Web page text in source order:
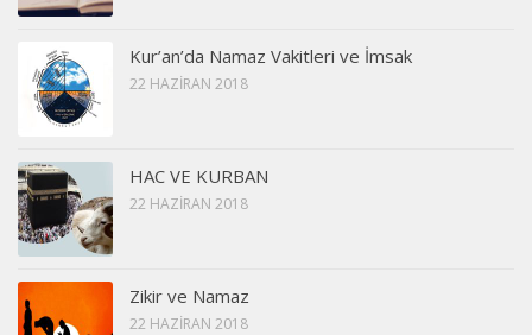
Kur’an’da Namaz Vakitleri ve İmsak
22 HAZIRAN 2018
HAC VE KURBAN
22 HAZIRAN 2018
Zikir ve Namaz
22 HAZIRAN 2018